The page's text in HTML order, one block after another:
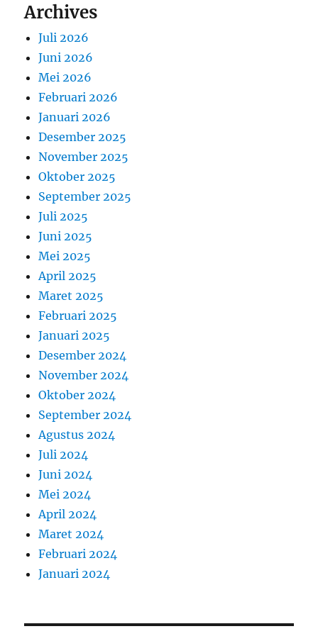
Archives
Juli 2026
Juni 2026
Mei 2026
Februari 2026
Januari 2026
Desember 2025
November 2025
Oktober 2025
September 2025
Juli 2025
Juni 2025
Mei 2025
April 2025
Maret 2025
Februari 2025
Januari 2025
Desember 2024
November 2024
Oktober 2024
September 2024
Agustus 2024
Juli 2024
Juni 2024
Mei 2024
April 2024
Maret 2024
Februari 2024
Januari 2024